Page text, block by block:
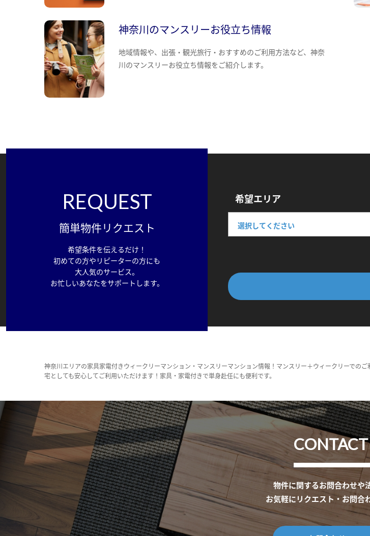
神奈川のマンスリーお役立ち情報
地域情報や、出張・観光旅行・おすすめのご利用方法など、神奈
川のマンスリーお役立ち情報をご紹介します。
REQUEST
簡単物件リクエスト
希望条件を伝えるだけ！
初めての方やリピーターの方にも
大人気のサービス。
お忙しいあなたをサポートします。
希望エリア
神奈川エリアの家具家電付きウィークリーマンション・マンスリーマンション情報！マンスリー＋ウィークリーでの
宅としても安心してご利用いただけます！家具・家電付きで単身赴任にも便利です。
CONTACT
物件に関するお問合わせや
お気軽にリクエスト・お問合